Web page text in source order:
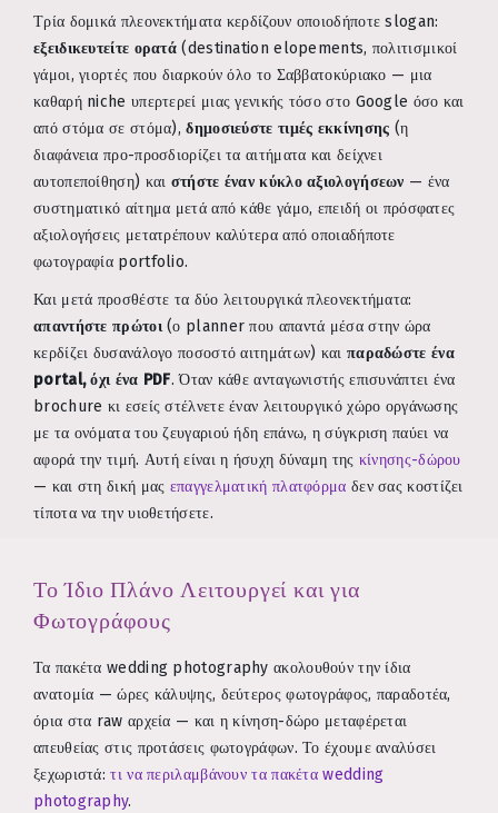
Τρία δομικά πλεονεκτήματα κερδίζουν οποιοδήποτε slogan:
εξειδικευτείτε ορατά (destination elopements, πολιτισμικοί
γάμοι, γιορτές που διαρκούν όλο το Σαββατοκύριακο — μια
καθαρή niche υπερτερεί μιας γενικής τόσο στο Google όσο και
από στόμα σε στόμα),δημοσιεύστε τιμές εκκίνησης (η
διαφάνεια προ-προσδιορίζει τα αιτήματα και δείχνει
αυτοπεποίθηση) και στήστε έναν κύκλο αξιολογήσεων — ένα
συστηματικό αίτημα μετά από κάθε γάμο, επειδή οι πρόσφατες
αξιολογήσεις μετατρέπουν καλύτερα από οποιαδήποτε
φωτογραφία portfolio.
Και μετά προσθέστε τα δύο λειτουργικά πλεονεκτήματα:
απαντήστε πρώτοι(ο planner που απαντά μέσα στην ώρα
κερδίζει δυσανάλογο ποσοστό αιτημάτων) και παραδώστε ένα
portal, όχι ένα PDF. Όταν κάθε ανταγωνιστής επισυνάπτει ένα
brochure κι εσείς στέλνετε έναν λειτουργικό χώρο οργάνωσης
με τα ονόματα του ζευγαριού ήδη επάνω, η σύγκριση παύει να
αφορά την τιμή. Αυτή είναι η ήσυχη δύναμη της κίνησης-δώρου
— και στη δική μας επαγγελματική πλατφόρμα δεν σας κοστίζει
τίποτα να την υιοθετήσετε.
Το Ίδιο Πλάνο Λειτουργεί και για
Φωτογράφους
Τα πακέτα wedding photography ακολουθούν την ίδια
ανατομία — ώρες κάλυψης, δεύτερος φωτογράφος, παραδοτέα,
όρια στα raw αρχεία — και η κίνηση-δώρο μεταφέρεται
απευθείας στις προτάσεις φωτογράφων. Το έχουμε αναλύσει
ξεχωριστά:τι να περιλαμβάνουν τα πακέτα wedding
photography.